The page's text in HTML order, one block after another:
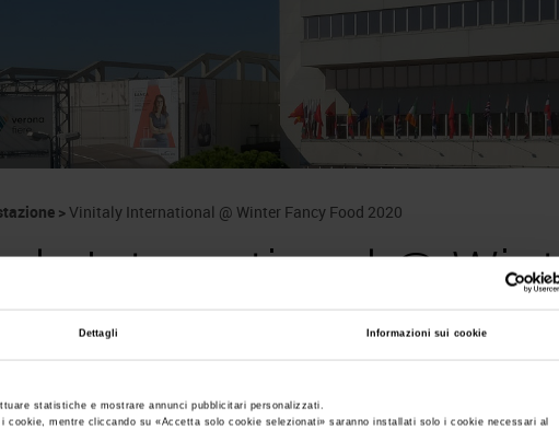
Dettagli Informazioni sui cookie
statistiche e mostrare annunci pubblicitari personalizzati.
cookie, mentre cliccando su «Accetta solo cookie selezionati» saranno installati solo i cookie necessari al
>Vinitaly International @ Winter Fancy Food 2020
International @
Food